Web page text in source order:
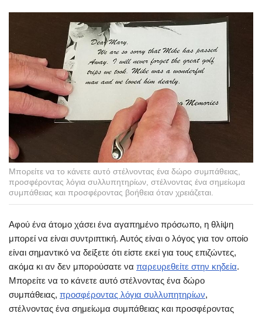
Μπορείτε να το κάνετε αυτό στέλνοντας ένα δώρο συμπάθειας,
προσφέροντας λόγια συλλυπητηρίων, στέλνοντας ένα σημείωμα
συμπάθειας και προσφέροντας βοήθεια όταν χρειάζεται.
Αφού ένα άτομο χάσει ένα αγαπημένο πρόσωπο, η θλίψη
μπορεί να είναι συντριπτική. Αυτός είναι ο λόγος για τον οποίο
είναι σημαντικό να δείξετε ότι είστε εκεί για τους επιζώντες,
ακόμα κι αν δεν μπορούσατε να παρευρεθείτε στην κηδεία.
Μπορείτε να το κάνετε αυτό στέλνοντας ένα δώρο
συμπάθειας, προσφέροντας λόγια συλλυπητηρίων,
στέλνοντας ένα σημείωμα συμπάθειας και προσφέροντας